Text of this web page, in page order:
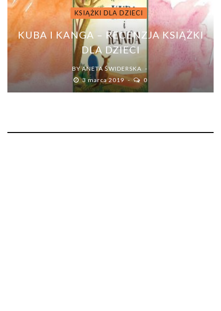
KSIĄŻKI DLA DZIECI
KUBA I KANGA – RECENZJA KSIĄŻKI
DLA DZIECI
BYANETA ŚWIDERSKA
3 marca 2019
0